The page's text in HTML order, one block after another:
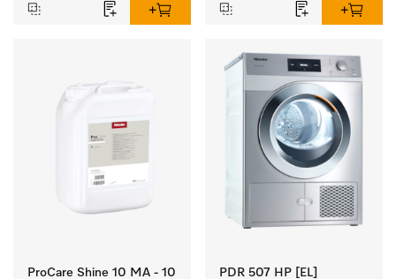
bestek en glazen.
ProCare Shine 10 MA - 10
PDR 507 HP [EL]